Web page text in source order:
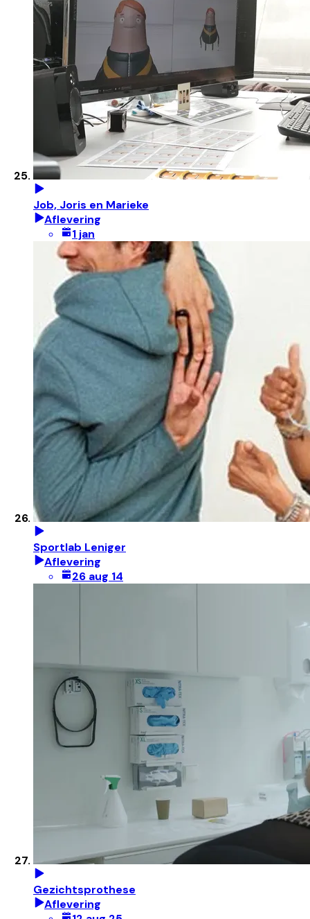
Job, Joris en Marieke
Aflevering
1 jan
Sportlab Leniger
Aflevering
26 aug 14
Gezichtsprothese
Aflevering